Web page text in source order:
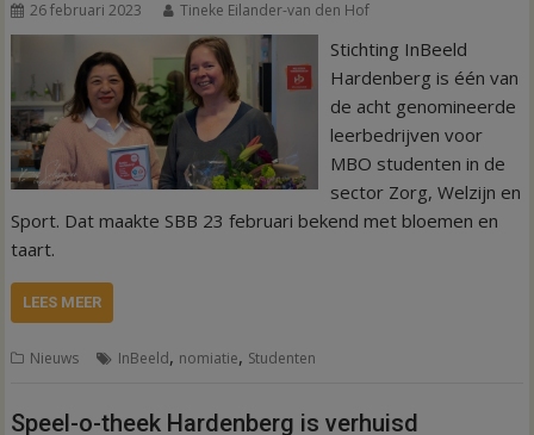
26 februari 2023 Tineke Eilander-van den Hof
Stichting InBeeld
Hardenberg is één van
de acht genomineerde
leerbedrijven voor
MBO studenten in de
sector Zorg, Welzijn en
Sport. Dat maakte SBB 23 februari bekend met bloemen en
taart.
LEES MEER
Nieuws InBeeld, nomiatie, Studenten
Speel-o-theek Hardenberg is verhuisd